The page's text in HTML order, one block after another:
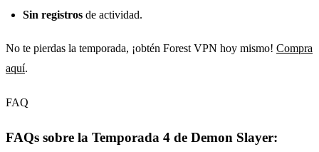
Sin registros de actividad.
No te pierdas la temporada, ¡obtén Forest VPN hoy mismo! Compra
aquí.
FAQ
FAQs sobre la Temporada 4 de Demon Slayer: